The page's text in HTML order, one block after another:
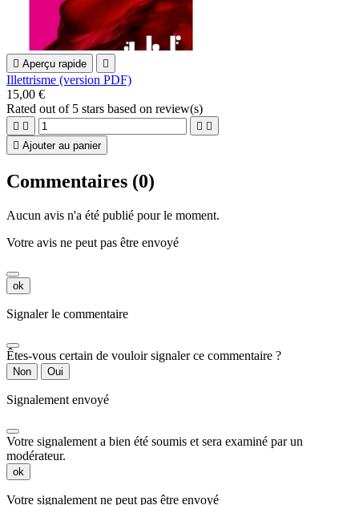
 Aperçu rapide 
Illettrisme (version PDF)
15,00 €
Rated out of 5 stars based on review(s)
   
 Ajouter au panier
Commentaires (0)
Aucun avis n'a été publié pour le moment.
Votre avis ne peut pas être envoyé
ok
Signaler le commentaire
Êtes-vous certain de vouloir signaler ce commentaire ?
Non Oui
Signalement envoyé
Votre signalement a bien été soumis et sera examiné par un
modérateur.
ok
Votre signalement ne peut pas être envoyé